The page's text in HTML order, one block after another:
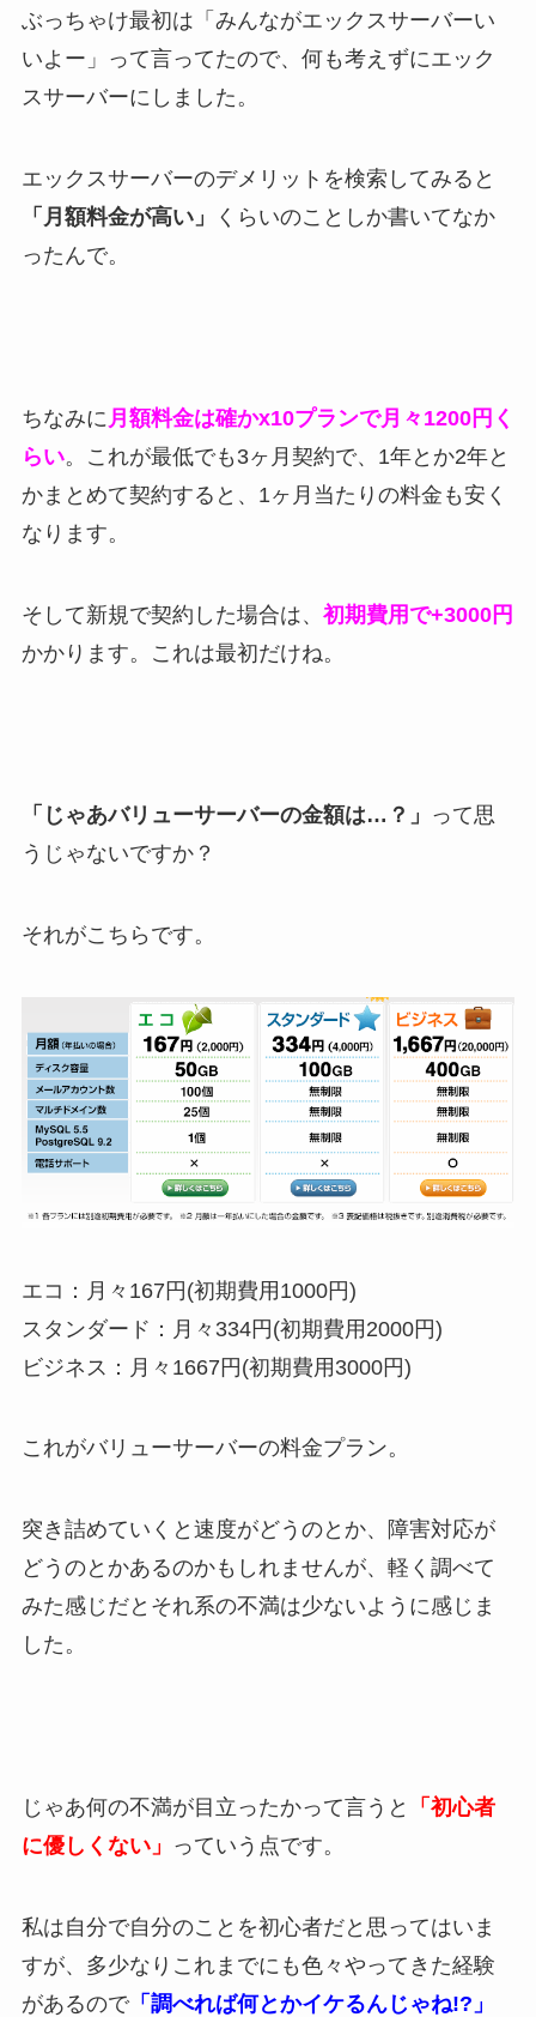
ぶっちゃけ最初は「みんながエックスサーバーい
いよー」って言ってたので、何も考えずにエック
スサーバーにしました。
エックスサーバーのデメリットを検索してみると
「月額料金が高い」
くらいのことしか書いてなか
ったんで。
ちなみに 月額料金は確かx10プランで月々1200円く
らい。これが最低でも3ヶ月契約で、1年とか2年と
かまとめて契約すると、1ヶ月当たりの料金も安く
なります。
そして新規で契約した場合は、 初期費用で+3000円
かかります。これは最初だけね。
「じゃあバリューサーバーの金額は…？」 って思
うじゃないですか？
それがこちらです。
エコ：月々167円(初期費用1000円)
スタンダード：月々334円(初期費用2000円)
ビジネス：月々1667円(初期費用3000円)
これがバリューサーバーの料金プラン。
突き詰めていくと速度がどうのとか、障害対応が
どうのとかあるのかもしれませんが、軽く調べて
みた感じだとそれ系の不満は少ないように感じま
した。
じゃあ何の不満が目立ったかって言うと
「初心者
に優しくない」 っていう点です。
私は自分で自分のことを初心者だと思ってはいま
すが、多少なりこれまでにも色々やってきた経験
があるので「調べれば何とかイケるんじゃね!?」